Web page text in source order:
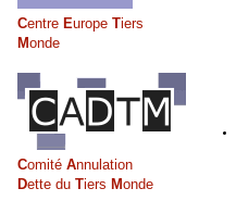
Centre Europe Tiers
Monde
Comité Annulation
Dette du Tiers Monde